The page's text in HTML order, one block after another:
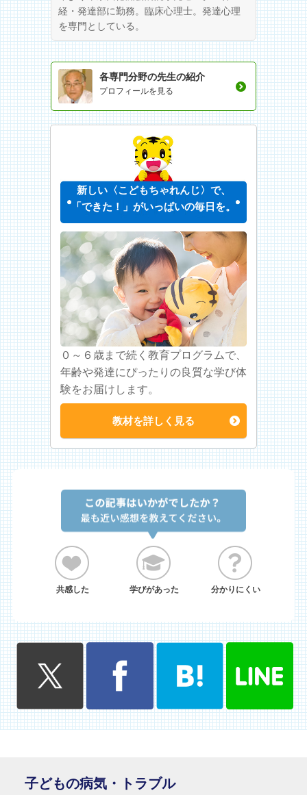
経・発達部に勤務。臨床心理士。発達心理
を専門としている。
各専門分野の先生の紹介
プロフィールを見る
新しい〈こどもちゃれんじ〉で、
「できた！」がいっぱいの毎日を。
０～６歳まで続く教育プログラムで、
年齢や発達にぴったりの良質な学び体
験をお届けします。
教材を詳しく見る
共感した 学びがあった 分かりにくい
子どもの病気・トラブル